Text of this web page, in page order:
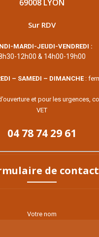
69008 LYON
Sur RDV
MARDI-JEUDI-VENDREDI :
12h00 & 14h00-19h00
– SAMEDI – DIMANCHE :
et pour les urgences,
VET
04 78 74 29 61
de contact
Votre nom